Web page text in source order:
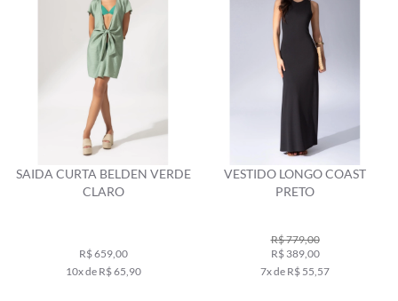
SAIDA CURTA BELDEN VERDE
CLARO
R$ 659,00
10x de R$ 65,90
VESTIDO LONGO COAST
PRETO
R$ 779,00
R$ 389,00
7x de R$ 55,57